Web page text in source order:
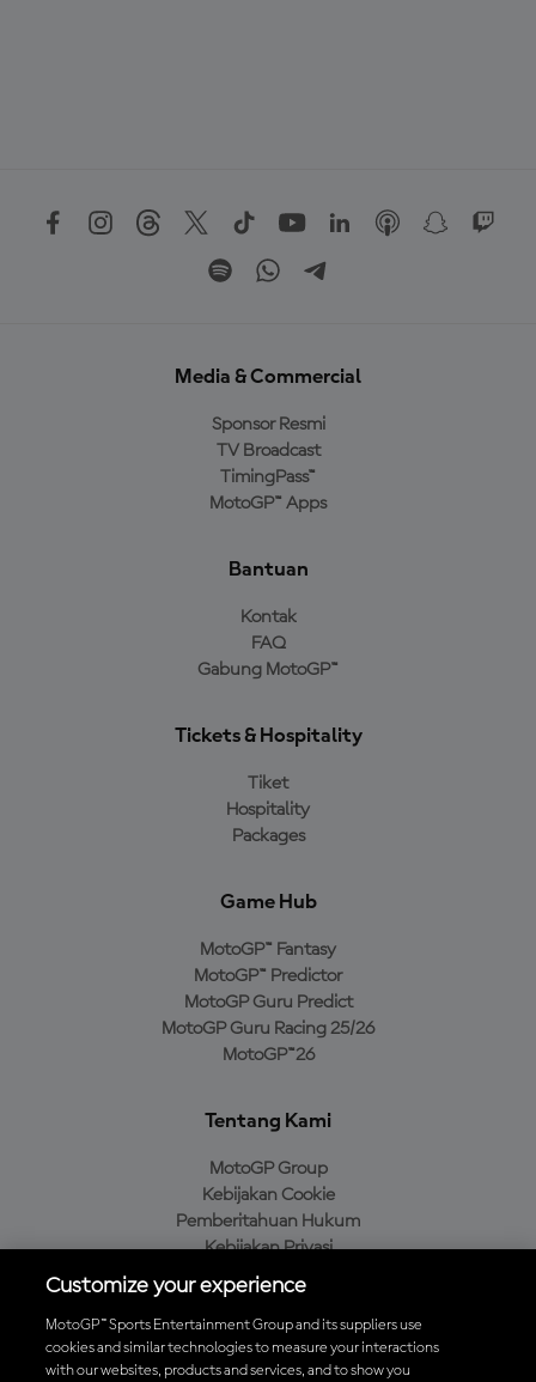
Media & Commercial
Sponsor Resmi
TV Broadcast
TimingPass™
MotoGP™ Apps
Bantuan
Kontak
FAQ
Gabung MotoGP™
Tickets & Hospitality
Tiket
Hospitality
Packages
Game Hub
MotoGP™ Fantasy
MotoGP™ Predictor
MotoGP Guru Predict
MotoGP Guru Racing 25/26
MotoGP™26
Tentang Kami
MotoGP Group
Kebijakan Cookie
Pemberitahuan Hukum
Kebijakan Privasi
Kebijakan Pembelian
Unduh Aplikasi Resmi MotoGP™
Customize your experience
MotoGP™ Sports Entertainment Group and its suppliers use
cookies and similar technologies to measure your interactions
with our websites, products and services, and to show you